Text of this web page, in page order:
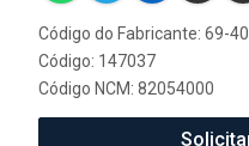
Código do Fabricante: 69-
Código: 147037
Código NCM: 82054000